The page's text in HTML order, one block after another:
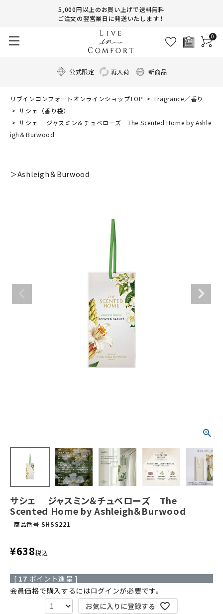
5,000円以上のお買い上げで送料無料
ご注文の翌営業日に発送いたします！
0
公式限定 再入荷 新商品
リブインコンフォートオンラインショップTOP
Fragrance／香り
サシェ（香り袋）
サシェ ジャスミン＆チュベローズ The Scented Home by Ashle
igh＆Burwood
＞Ashleigh＆Burwood
サシェ ジャスミン＆チュベローズ The
Scented Home by Ashleigh＆Burwood
商品番号 SHSS221
¥638税込
[ 17 ポイント進呈 ]
会員価格で購入するにはログインが必要です。
お気に入りに登録する